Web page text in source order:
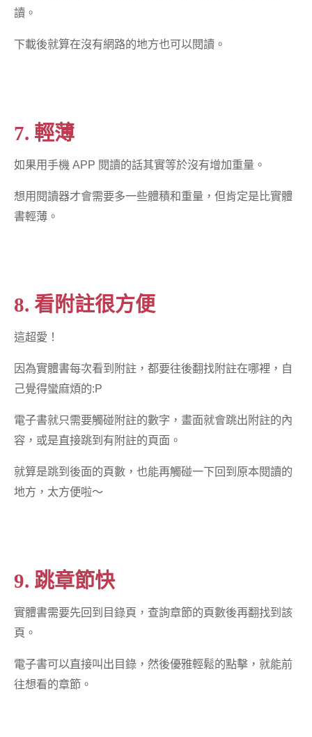
讀。
下載後就算在沒有網路的地方也可以閱讀。
7. 輕薄
如果用手機 APP 閱讀的話其實等於沒有增加重量。
想用閱讀器才會需要多一些體積和重量，但肯定是比實體
書輕薄。
8. 看附註很方便
這超愛！
因為實體書每次看到附註，都要往後翻找附註在哪裡，自
己覺得蠻麻煩的:P
電子書就只需要觸碰附註的數字，畫面就會跳出附註的內
容，或是直接跳到有附註的頁面。
就算是跳到後面的頁數，也能再觸碰一下回到原本閱讀的
地方，太方便啦～
9. 跳章節快
實體書需要先回到目錄頁，查詢章節的頁數後再翻找到該
頁。
電子書可以直接叫出目錄，然後優雅輕鬆的點擊，就能前
往想看的章節。